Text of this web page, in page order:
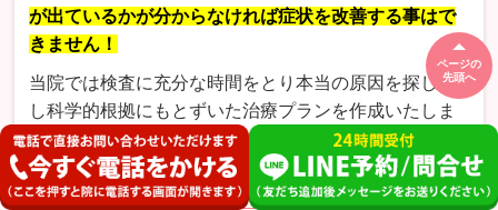
が出ているかが分からなければ症状を改善する事はで
きません！
当院では検査に充分な時間をとり本当の原因を探し出
し科学的根拠にもとずいた治療プランを作成いたしま
す。
ページの
先頭へ